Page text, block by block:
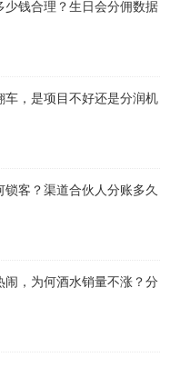
少钱合理？生日会分佣数据
车，是项目不好还是分润机
客？渠道合伙人分账多久
闹，为何酒水销量不涨？分